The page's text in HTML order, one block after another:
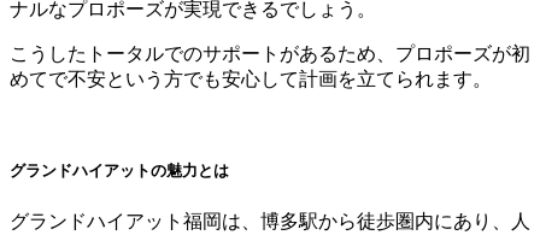
ナルなプロポーズが実現できるでしょう。
こうしたトータルでのサポートがあるため、プロポーズが初
めてで不安という方でも安心して計画を立てられます。
グランドハイアットの魅力とは
グランドハイアット福岡は、博多駅から徒歩圏内にあり、人